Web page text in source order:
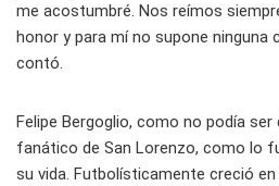
me acostumbré. Nos reímos
honor y para mí no supone ninguna
contó.
Felipe Bergoglio, como no podía
fanático de San Lorenzo, como lo
su vida. Futbolísticamente creció en